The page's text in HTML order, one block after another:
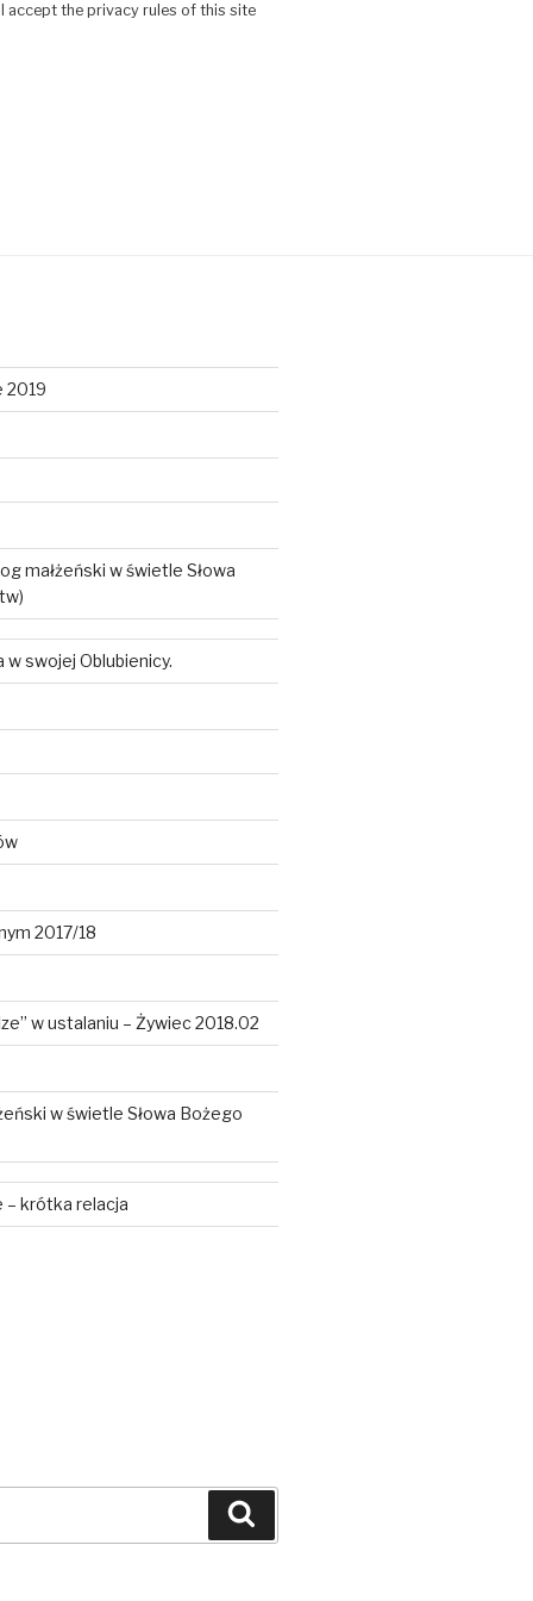
accept the privacy rules of this site
2019
małżeński w świetle Słowa
swojej Oblubienicy.
2017/18
w ustalaniu – Żywiec 2018.02
w świetle Słowa Bożego
– krótka relacja